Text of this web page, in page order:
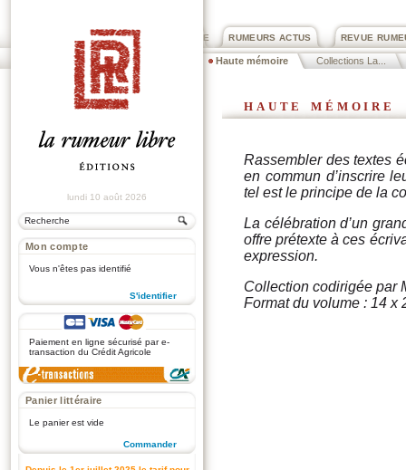
REVUE
RUMEURS ACTUS
PRIX ROGER DEXTRE
Haute mémoire Collections La...
lundi 10 août 2026
Mon compte
Vous n'êtes pas identifié
S'identifier
Paiement en ligne sécurisé par e-
transaction du Crédit Agricole
Panier littéraire
Le panier est vide
Commander
haute mémoire
Rassembler des textes
en commun d’inscrire
tel est le principe de la
La célébration d’un
offre prétexte à ces
expression.
Collection codirigée par
Format du volume : 14 x